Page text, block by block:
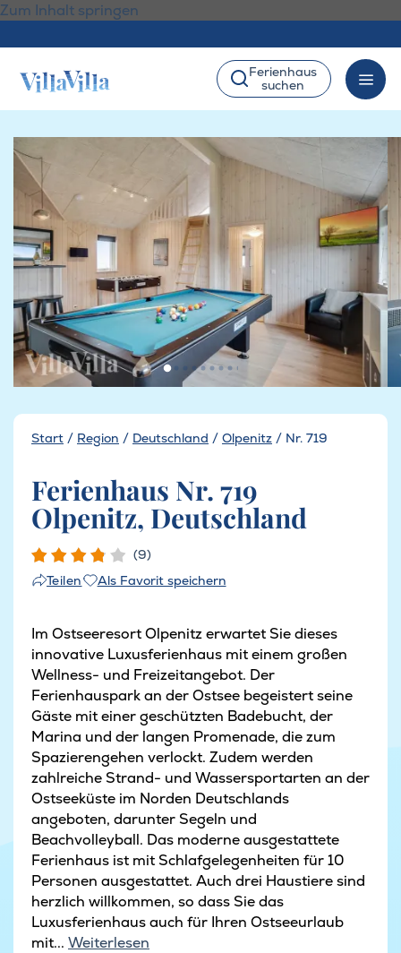
Zum Inhalt springen
Ferienhaus
suchen
Start / Region / Deutschland / Olpenitz / Nr. 719
Ferienhaus Nr. 719
Olpenitz, Deutschland
(9)
Teilen
Als Favorit speichern
Im Ostseeresort Olpenitz erwartet Sie dieses
innovative Luxusferienhaus mit einem großen
Wellness- und Freizeitangebot. Der
Ferienhauspark an der Ostsee begeistert seine
Gäste mit einer geschützten Badebucht, der
Marina und der langen Promenade, die zum
Spazierengehen verlockt. Zudem werden
zahlreiche Strand- und Wassersportarten an der
Ostseeküste im Norden Deutschlands
angeboten, darunter Segeln und
Beachvolleyball. Das moderne ausgestattete
Ferienhaus ist mit Schlafgelegenheiten für 10
Personen ausgestattet. Auch drei Haustiere sind
herzlich willkommen, so dass Sie das
Luxusferienhaus auch für Ihren Ostseeurlaub
mit... Weiterlesen